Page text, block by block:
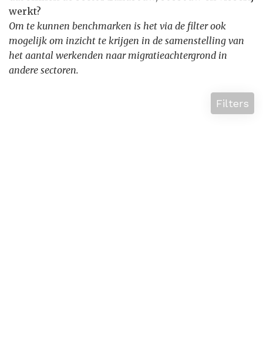
werkt?
Om te kunnen benchmarken is het via de filter ook
mogelijk om inzicht te krijgen in de samenstelling van
het aantal werkenden naar migratieachtergrond in
andere sectoren.
Filters